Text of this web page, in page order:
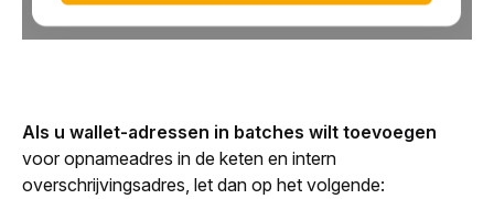
voor opnameadres in de keten en intern
overschrijvingsadres, let dan op het volgende: